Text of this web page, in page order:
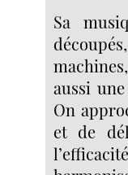
Sa
aussi
On
et de